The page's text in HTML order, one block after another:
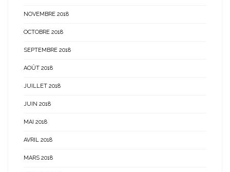
NOVEMBRE 2018
OCTOBRE 2018
SEPTEMBRE 2018
AOÛT 2018
JUILLET 2018
JUIN 2018
MAI 2018
AVRIL 2018
MARS 2018